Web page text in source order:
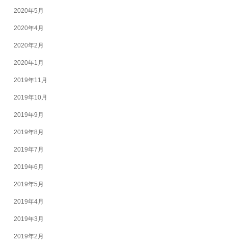
2020年5月
2020年4月
2020年2月
2020年1月
2019年11月
2019年10月
2019年9月
2019年8月
2019年7月
2019年6月
2019年5月
2019年4月
2019年3月
2019年2月